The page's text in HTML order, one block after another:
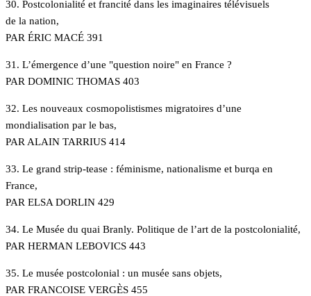
30. Postcolonialité et francité dans les imaginaires télévisuels
de la nation,
PAR ÉRIC MACÉ 391
31. L’émergence d’une "question noire" en France ?
PAR DOMINIC THOMAS 403
32. Les nouveaux cosmopolistismes migratoires d’une
mondialisation par le bas,
PAR ALAIN TARRIUS 414
33. Le grand strip-tease : féminisme, nationalisme et burqa en
France,
PAR ELSA DORLIN 429
34. Le Musée du quai Branly. Politique de l’art de la postcolonialité,
PAR HERMAN LEBOVICS 443
35. Le musée postcolonial : un musée sans objets,
PAR FRANCOISE VERGÈS 455